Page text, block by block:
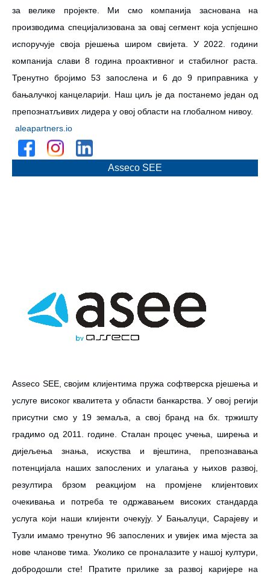
за велике пројекте. Ми смо компанија заснована на
производима специјализована за овај сегмент која успјешно
испоручује своја рјешења широм свијета. У 2022. години
компанија слави 8 година проактивног и стабилног раста.
Тренутно бројимо 53 запослена и 6 до 9 приправника у
бањалучкој канцеларији. Наш циљ је да постанемо један од
препознатљивих лидера у овој области на глобалном нивоу.
aleapartners.io
Asseco SEE
Asseco SEE, својим клијентима пружа софтверска рјешења и
услуге високог квалитета у области банкарства. У овој регији
присутни смо у 19 земаља, а свој бранд на бх. тржишту
градимо од 2011. године. Сталан процес учења, ширења и
дијељења знања, искуства и вјештина, препознавања
потенцијала наших запослених и улагања у њихов развој,
резултира брзом реакцијом на промјене клијентових
очекивања и потреба те одржавањем високих стандарда
услуга који наши клијенти очекују. У Бањалуци, Сарајеву и
Тузли имамо тренутно 96 запослених и увијек има мјеста за
нове чланове тима. Уколико се проналазите у нашој култури,
добродошли сте! Пратите прилике за развој каријере на